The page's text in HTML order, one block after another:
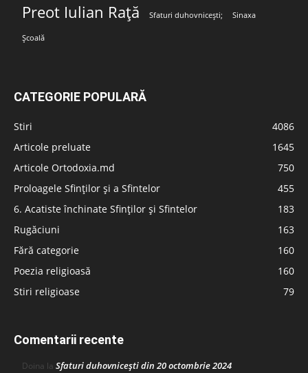
Preot Iulian Rață Sfaturi duhovnicești; Sinaxa
Școală
CATEGORIE POPULARĂ
Stiri
4086
Articole preluate
1645
Articole Ortodoxia.md
750
Proloagele Sfinților și a Sfintelor
455
6. Acatiste închinate Sfinților și Sfintelor
183
Rugăciuni
163
Fără categorie
160
Poezia religioasă
160
Stiri religioase
79
Comentarii recente
Doina la Sfaturi duhovnicești din 20 octombrie 2024